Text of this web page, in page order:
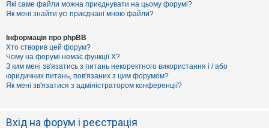
Які саме файли можна приєднувати на цьому форумі?
Як мені знайти усі приєднані мною файли?
Інформація про phpBB
Хто створив цей форум?
Чому на форумі немає функції X?
З ким мені зв'язатись з питань некоректного використання і / або
юридичних питань, пов'язаних з цим форумом?
Як мені зв'язатися з адміністратором конференції?
Вхід на форум і реєстрація